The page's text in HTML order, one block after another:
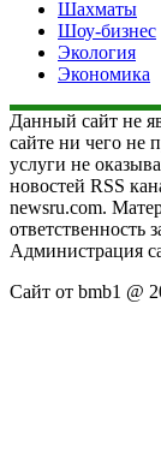
Шахматы
Шоу-бизнес
Экология
Экономика
Данный сайт не
сайте ни чего не
услуги не
новостей RSS
newsru.com.
ответственность
Администрация
Сайт от bmb1 @